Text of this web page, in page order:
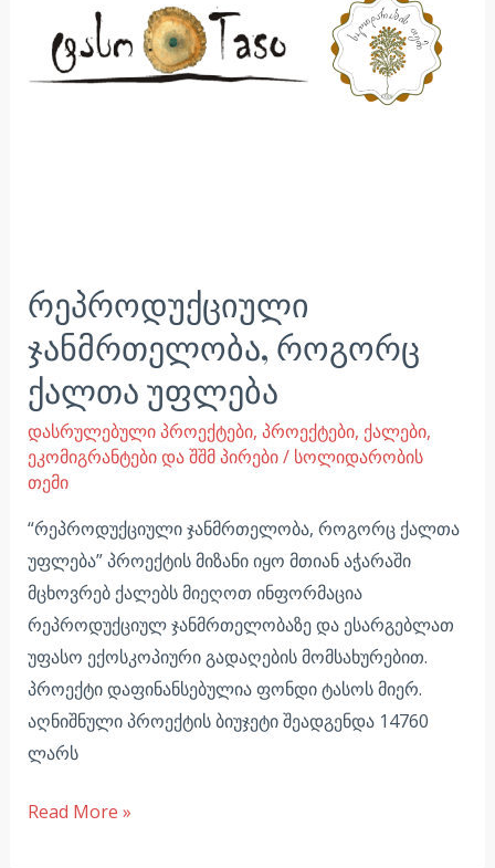
რეპროდუქციული
ჯანმრთელობა, როგორც
ქალთა უფლება
დასრულებული პროექტები, პროექტები, ქალები,
ეკომიგრანტები და შშმ პირები/ სოლიდარობის
თემი
“რეპროდუქციული ჯანმრთელობა, როგორც ქალთა
უფლება” პროექტის მიზანი იყო მთიან აჭარაში
მცხოვრებ ქალებს მიეღოთ ინფორმაცია
რეპროდუქციულ ჯანმრთელობაზე და ესარგებლათ
უფასო ექოსკოპიური გადაღების მომსახურებით.
პროექტი დაფინანსებულია ფონდი ტასოს მიერ.
აღნიშნული პროექტის ბიუჯეტი შეადგენდა 14760
ლარს
Read More »